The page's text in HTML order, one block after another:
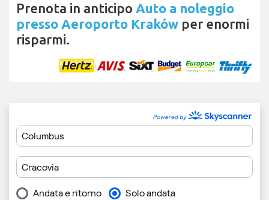
Prenota in anticipo Auto a noleggio
presso Aeroporto Kraków per enormi
risparmi.